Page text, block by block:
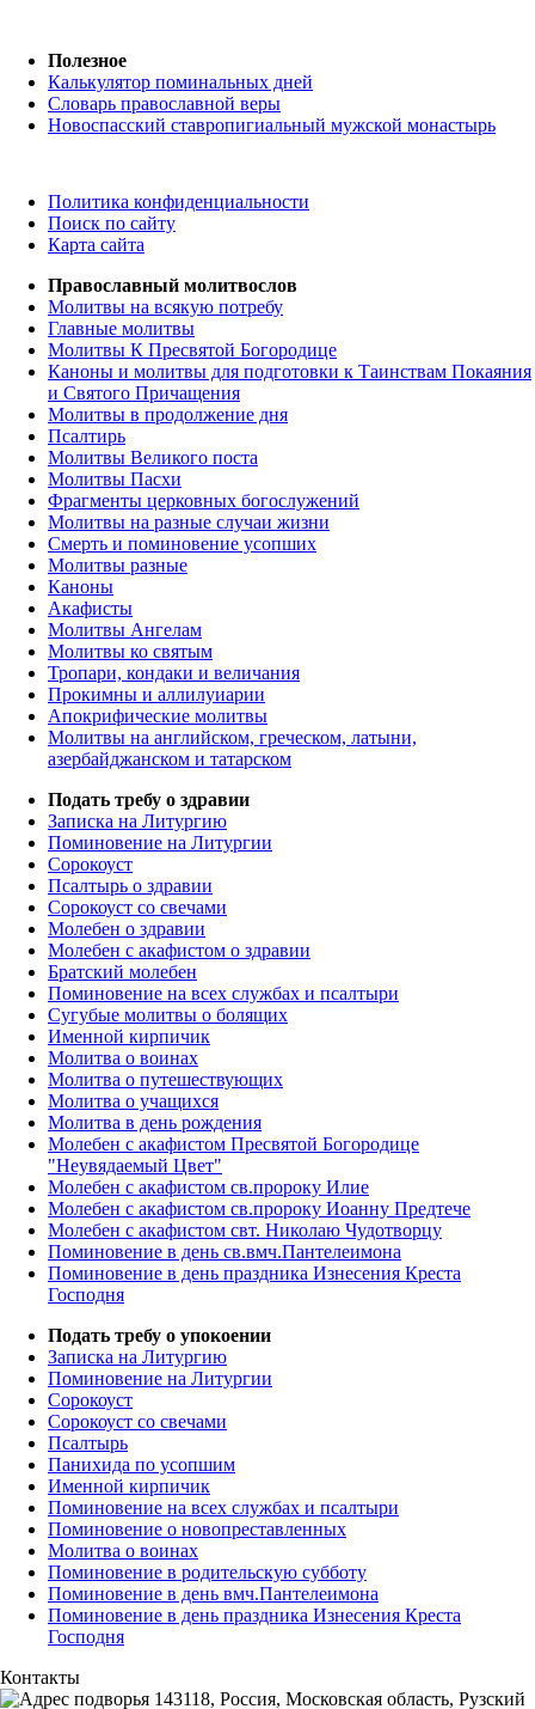
Полезное
Калькулятор поминальных дней
Словарь православной веры
Новоспасский ставропигиальный мужской монастырь
Политика конфиденциальности
Поиск по сайту
Карта сайта
Православный молитвослов
Молитвы на всякую потребу
Главные молитвы
Молитвы К Пресвятой Богородице
Каноны и молитвы для подготовки к Таинствам Покаяния
и Святого Причащения
Молитвы в продолжение дня
Псалтирь
Молитвы Великого поста
Молитвы Пасхи
Фрагменты церковных богослужений
Молитвы на разные случаи жизни
Смерть и поминовение усопших
Молитвы разные
Каноны
Акафисты
Молитвы Ангелам
Молитвы ко святым
Тропари, кондаки и величания
Прокимны и аллилуиарии
Апокрифические молитвы
Молитвы на английском, греческом, латыни,
азербайджанском и татарском
Подать требу о здравии
Записка на Литургию
Поминовение на Литургии
Сорокоуст
Псалтырь о здравии
Сорокоуст со свечами
Молебен о здравии
Молебен с акафистом о здравии
Братский молебен
Поминовение на всех службах и псалтыри
Сугубые молитвы о болящих
Именной кирпичик
Молитва о воинах
Молитва о путешествующих
Молитва о учащихся
Молитва в день рождения
Молебен с акафистом Пресвятой Богородице
"Неувядаемый Цвет"
Молебен с акафистом св.пророку Илие
Молебен с акафистом св.пророку Иоанну Предтече
Молебен с акафистом свт. Николаю Чудотворцу
Поминовение в день св.вмч.Пантелеимона
Поминовение в день праздника Изнесения Креста
Господня
Подать требу о упокоении
Записка на Литургию
Поминовение на Литургии
Сорокоуст
Сорокоуст со свечами
Псалтырь
Панихида по усопшим
Именной кирпичик
Поминовение на всех службах и псалтыри
Поминовение о новопреставленных
Молитва о воинах
Поминовение в родительскую субботу
Поминовение в день вмч.Пантелеимона
Поминовение в день праздника Изнесения Креста
Господня
Контакты
143118, Россия, Московская область, Рузский